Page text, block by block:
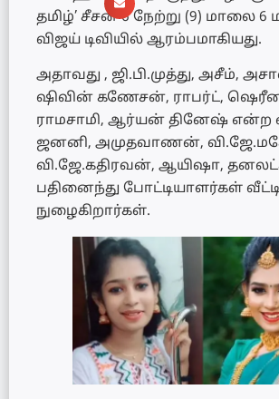
தமிழ்’ சீசன் 6 நேற்று (9) மாலை 6
விஜய் டிவியில் ஆரம்பமாகியது.
அதாவது , ஜி.பி.முத்து, அசீம்,
ஷிவின் கணேசன், ராபர்ட்,
ராமசாமி, ஆர்யன் தினேஷ் என்ற
ஜனனி, அமுதவாணன்,
வி.ஜே.கதிரவன், ஆயிஷா,
பதினைந்து போட்டியாளர்கள்
நுழைகிறார்கள்.